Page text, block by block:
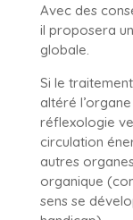
Avec des
il proposera
globale.
Si le
altéré
réflexologie
circulation
autres
organique
sens se